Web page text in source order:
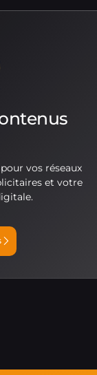
vos réseaux
et votre